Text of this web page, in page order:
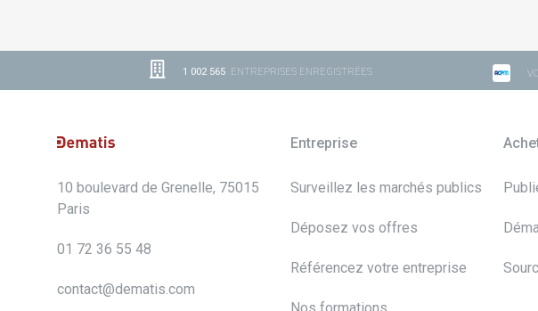
1 002 565 ENTREPRISES ENREGISTRÉES
10 boulevard de Grenelle, 75015
Paris
01 72 36 55 48
contact@dematis.com
Entreprise
Surveillez les marchés publics
Déposez vos offres
Référencez votre entreprise